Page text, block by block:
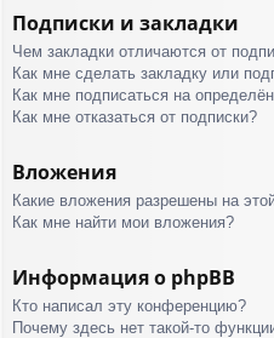
Подписки и закладки
Чем закладки отличаются от
Как мне сделать закладку или
Как мне подписаться на
Как мне отказаться от подписки?
Вложения
Какие вложения разрешены на
Как мне найти мои вложения?
Информация о phpBB
Кто написал эту конференцию?
Почему здесь нет такой-то